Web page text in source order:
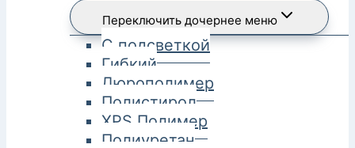
Переключить дочернее меню
С подсветкой
Гибкий
Дюрополимер
Полистирол
XPS Полимер
Полиуретан